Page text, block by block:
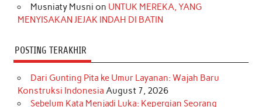
Musniaty Musni on UNTUK MEREKA, YANG
MENYISAKAN JEJAK INDAH DI BATIN
POSTING TERAKHIR
Dari Gunting Pita ke Umur Layanan: Wajah Baru
Konstruksi Indonesia August 7, 2026
Sebelum Kata Menjadi Luka: Kepergian Seorang